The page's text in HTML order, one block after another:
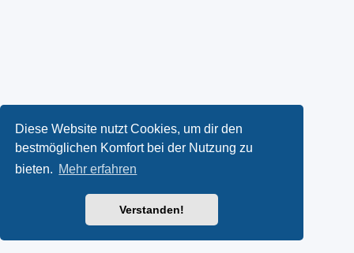
Diese Website nutzt Cookies, um dir den
bestmöglichen Komfort bei der Nutzung zu
bieten. Mehr erfahren
Verstanden!